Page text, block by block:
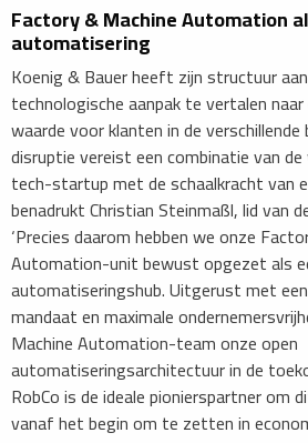
​Factory & Machine Automation
automatisering
Koenig & Bauer heeft zijn structuur
technologische aanpak te vertalen
waarde voor klanten in de
disruptie vereist een combinatie van de
tech-startup met de schaalkracht van
benadrukt Christian Steinmaßl, lid van
‘Precies daarom hebben we onze
Automation-unit bewust opgezet als
automatiseringshub. Uitgerust met
mandaat en maximale
Machine Automation-team onze open
automatiseringsarchitectuur in de
RobCo is de ideale pionierspartner om
vanaf het begin om te zetten in